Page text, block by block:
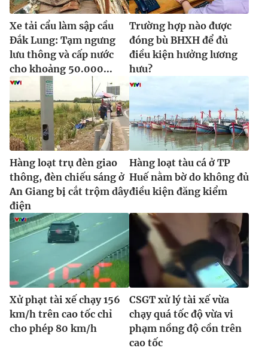
Xe tải cẩu làm sập cầu
Đắk Lung: Tạm ngưng
lưu thông và cấp nước
cho khoảng 50.000...
Trường hợp nào được
đóng bù BHXH để đủ
điều kiện hưởng lương
hưu?
Hàng loạt trụ đèn giao
thông, đèn chiếu sáng ở
An Giang bị cắt trộm dây
điện
Hàng loạt tàu cá ở TP
Huế nằm bờ do không đủ
điều kiện đăng kiểm
Xử phạt tài xế chạy 156
km/h trên cao tốc chỉ
cho phép 80 km/h
CSGT xử lý tài xế vừa
chạy quá tốc độ vừa vi
phạm nồng độ cồn trên
cao tốc